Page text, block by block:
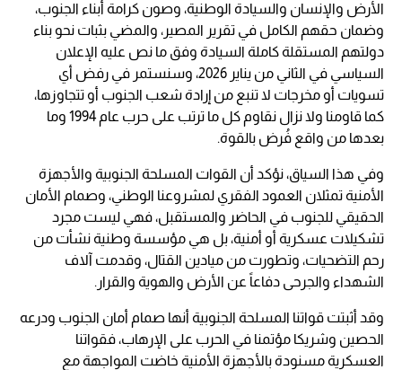
الأرض والإنسان والسيادة الوطنية، وصون كرامة أبناء الجنوب،
وضمان حقهم الكامل في تقرير المصير، والمضي بثبات نحو بناء
دولتهم المستقلة كاملة السيادة وفق ما نص عليه الإعلان
السياسي في الثاني من يناير 2026، وسنستمر في رفض أي
تسويات أو مخرجات لا تنبع من إرادة شعب الجنوب أو تتجاوزها،
كما قاومنا ولا نزال نقاوم كل ما ترتب على حرب عام 1994 وما
بعدها من واقع فُرض بالقوة.
وفي هذا السياق، نؤكد أن القوات المسلحة الجنوبية والأجهزة
الأمنية تمثلان العمود الفقري لمشروعنا الوطني، وصمام الأمان
الحقيقي للجنوب في الحاضر والمستقبل، فهي ليست مجرد
تشكيلات عسكرية أو أمنية، بل هي مؤسسة وطنية نشأت من
رحم التضحيات، وتطورت من ميادين القتال، وقدمت آلاف
الشهداء والجرحى دفاعاً عن الأرض والهوية والقرار.
وقد أثبتت قواتنا المسلحة الجنوبية أنها صمام أمان الجنوب ودرعه
الحصين وشريكا مؤتمنا في الحرب على الإرهاب، فقواتنا
العسكرية مسنودة بالأجهزة الأمنية خاضت المواجهة مع